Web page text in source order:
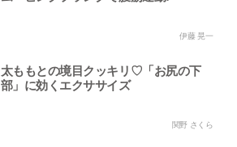
伊藤 晃一
太ももとの境目クッキリ♡「お尻の下
部」に効くエクササイズ
関野 さくら